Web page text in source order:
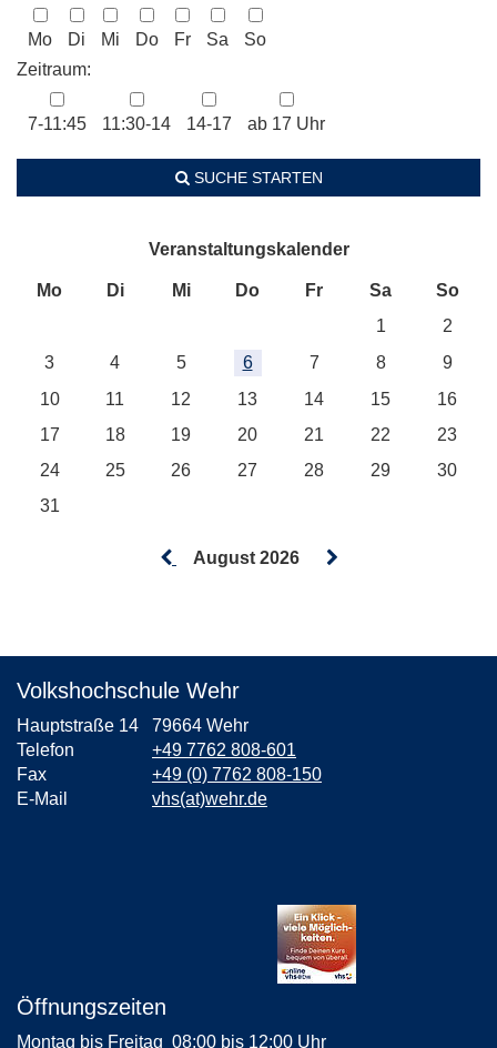
Mo Di Mi Do Fr Sa
So
Zeitraum:
7-11:45 11:30-14 14-17 ab 17 Uhr
SUCHE STARTEN
Veranstaltungskalender
Mo Di Mi Do Fr Sa
So
1
2
3
4 5 6 7 8
9
10
11 12 13 14 15
16
17
18 19 20 21 22
23
24
25 26 27 28 29
30
31
August 2026
Volkshochschule Wehr
Hauptstraße 14 79664 Wehr
Telefon
+49 7762 808-601
Fax
+49 (0) 7762 808-150
E-Mail
vhs(at)wehr.de
Öffnungszeiten
Montag bis Freitag 08:00 bis 12:00 Uhr